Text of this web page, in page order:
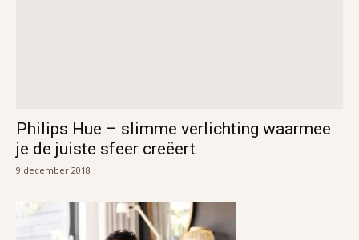
Philips Hue – slimme verlichting waarmee
je de juiste sfeer creëert
9 december 2018